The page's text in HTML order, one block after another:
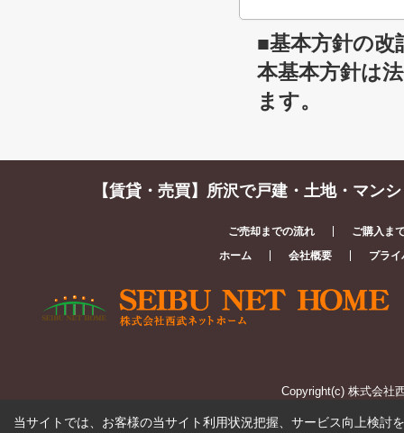
■基本方針の改
本基本方針は
ます。
【賃貸・売買】所沢で戸建・土地・マン
ご売却までの流れ
ご購入ま
ホーム
会社概要 プラ
Copyright(c) 株式会社
当サイトでは、お客様の当サイト利用状況把握、サービス向上検討